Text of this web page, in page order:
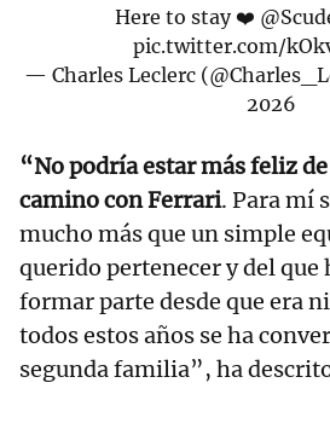
Here to stay ❤️
pic.twitter.com/
— Charles Leclerc
2026
“No podría estar más feliz
camino con Ferrari. Para mí
mucho más que un simple
querido pertenecer y del que
formar parte desde que era
todos estos años se ha
segunda familia”, ha